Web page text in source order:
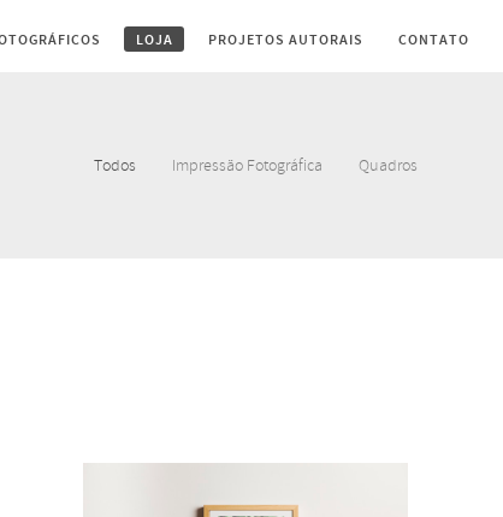
LOJA PROJETOS AUTORAIS CONTATO
Todos Impressão Fotográfica Quadros